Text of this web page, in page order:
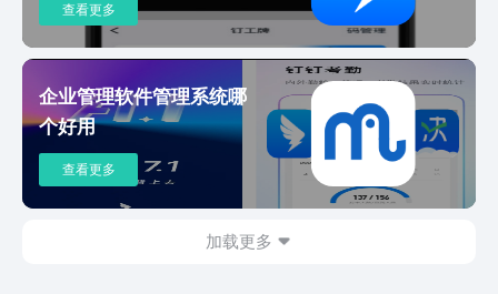
查看更多
企业管理软件管理系统哪
个好用
查看更多
加载更多